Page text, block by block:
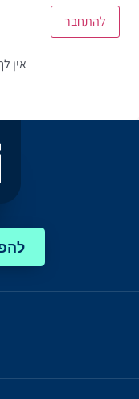
להתחבר
אין